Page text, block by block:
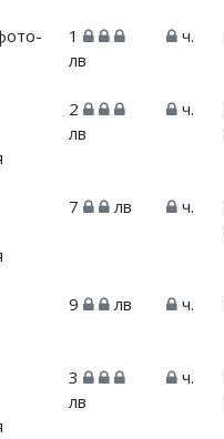
1
лв
ч.
2
лв
ч.
7 лв ч.
9 лв ч.
3
лв
ч.